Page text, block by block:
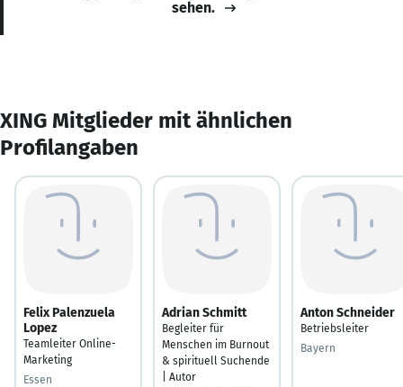
sehen.
XING Mitglieder mit ähnlichen
Profilangaben
Felix Palenzuela
Lopez
Teamleiter Online-
Marketing
Essen
Adrian Schmitt
Begleiter für
Menschen im Burnout
& spirituell Suchende
| Autor
Anton Schneider
Betriebsleiter
Bayern